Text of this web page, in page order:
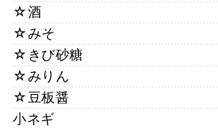
☆酒
☆みそ
☆きび砂糖
☆みりん
☆豆板醤
小ネギ